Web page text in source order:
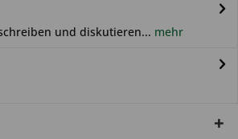
und diskutieren... mehr